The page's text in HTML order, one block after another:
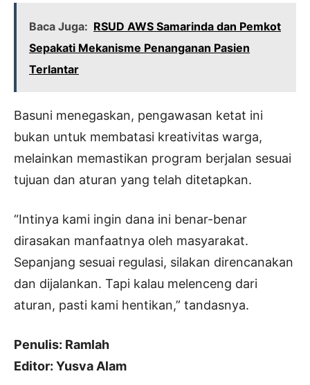
Baca Juga: RSUD AWS Samarinda dan Pemkot
Sepakati Mekanisme Penanganan Pasien
Terlantar
Basuni menegaskan, pengawasan ketat ini
bukan untuk membatasi kreativitas warga,
melainkan memastikan program berjalan sesuai
tujuan dan aturan yang telah ditetapkan.
“Intinya kami ingin dana ini benar-benar
dirasakan manfaatnya oleh masyarakat.
Sepanjang sesuai regulasi, silakan direncanakan
dan dijalankan. Tapi kalau melenceng dari
aturan, pasti kami hentikan,” tandasnya.
Penulis: Ramlah
Editor: Yusva Alam